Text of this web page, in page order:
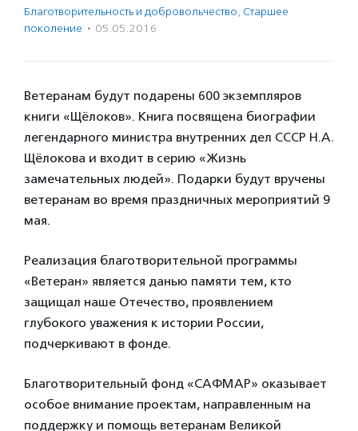
Благотвори­тель­ность и доброволь­чест­во, Старшее
поколение · 05.05.2016
Ветеранам будут подарены 600 экземпляров
книги «Щёлоков». Книга посвящена биографии
легендарного министра внутренних дел СССР Н.А.
Щёлокова и входит в серию «Жизнь
замечательных людей». Подарки будут вручены
ветеранам во время праздничных мероприятий 9
мая.
Реализация благотворительной программы
«Ветеран» является данью памяти тем, кто
защищал наше Отечество, проявлением
глубокого уважения к истории России,
подчеркивают в фонде.
Благотворительный фонд «САФМАР» оказывает
особое внимание проектам, направленным на
поддержку и помощь ветеранам Великой